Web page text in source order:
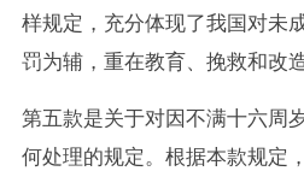
样规定，充分体现了我国对未
罚为辅，重在教育、挽救和改
第五款是关于对因不满十六周
何处理的规定。根据本款规定